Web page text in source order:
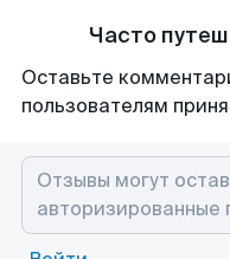
Часто
Оставьте
пользователям